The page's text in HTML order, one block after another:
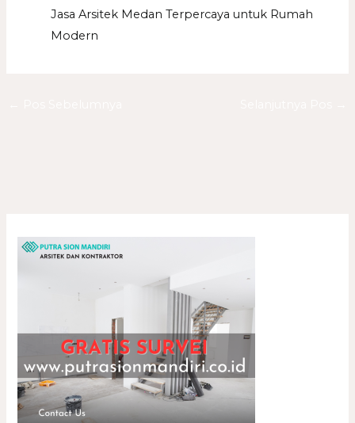
Jasa Arsitek Medan Terpercaya untuk Rumah
Modern